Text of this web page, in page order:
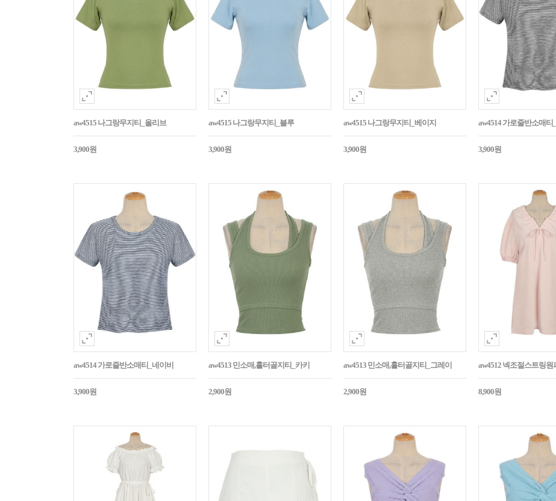
aw4515 나그랑무지티_올리브
3,900원
aw4515 나그랑무지티_블루
3,900원
aw4515 나그랑무지티_베이지
3,900원
aw4514 가로줄반소매티
3,900원
aw4514 가로줄반소매티_네이비
3,900원
aw4513 민소매,홀터골지티_카키
2,900원
aw4513 민소매,홀터골지티_그레이
2,900원
aw4512 넥조절스트링원
8,900원